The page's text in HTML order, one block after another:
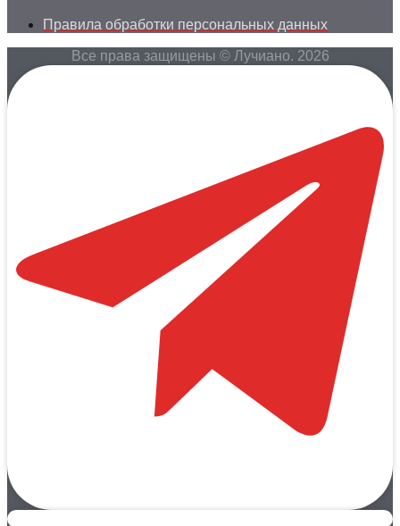
Правила обработки персональных данных
Все права защищены © Лучиано. 2026